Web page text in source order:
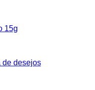
15g
de desejos